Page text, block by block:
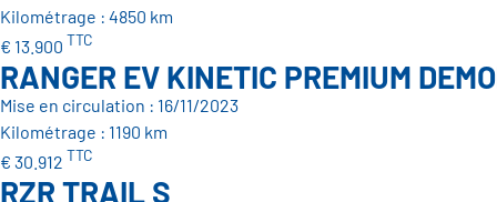
Kilométrage : 4850 km
€ 13.900 TTC
RANGER EV KINETIC PREMIUM
Mise en circulation : 16/11/2023
Kilométrage : 1190 km
€ 30.912 TTC
RZR TRAIL S